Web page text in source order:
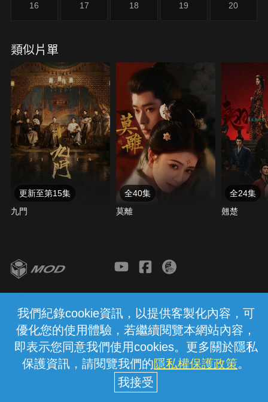
我們紀錄cookie資訊，以提供客製化內容，可
優化您的使用體驗，若繼續閱覽本網站內容，
即表示您同意我們使用cookies。更多關於隱私
保護資訊，請閱覽我們的隱私權保護政策。
16 17 18 19 20
類似片單
更新至第15集
九門
全40集
莫離
全24集
翹楚
中華電信股份有限公司個人家庭分公司
(統一編號：96979949) © 2026